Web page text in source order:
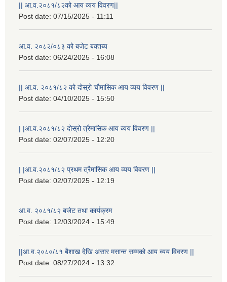
|| आ.व.२०८१/८२को आय व्यय विवरण||
Post date: 07/15/2025 - 11:11
आ.व. २०८२/०८३ को बजेट बक्तब्य
Post date: 06/24/2025 - 16:08
|| आ.व. २०८१/८२ को दोस्रो चौमासिक आय व्यय विवरण ||
Post date: 04/10/2025 - 15:50
| |आ.व.२०८१/८२ दोस्रो त्रैमासिक आय व्यय विवरण ||
Post date: 02/07/2025 - 12:20
| |आ.व.२०८१/८२ प्रथम त्रैमासिक आय व्यय विवरण ||
Post date: 02/07/2025 - 12:19
आ.व. २०८१/८२ बजेट तथा कार्यक्रम
Post date: 12/03/2024 - 15:49
||आ.व.२०८०/८१ बैशाख देखि असार मसान्त सम्मको आय व्यय विवरण ||
Post date: 08/27/2024 - 13:32